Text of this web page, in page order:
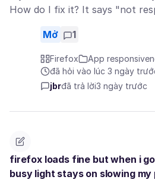
How do I fix it? It says "not
Mở 1
Firefox
App
đã hỏi vào lúc 3 ngày
jbrđã trả lời3 ngày trước
firefox loads fine but when i
busy light stays on slowing my